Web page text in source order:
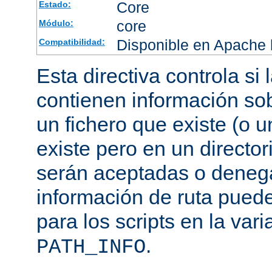
Estado: Core
Módulo: core
Compatibilidad: Disponible en
Esta directiva controla si
contienen información
un fichero que existe (o
existe pero en un
serán aceptadas o
información de ruta
para los scripts en la
PATH_INFO.